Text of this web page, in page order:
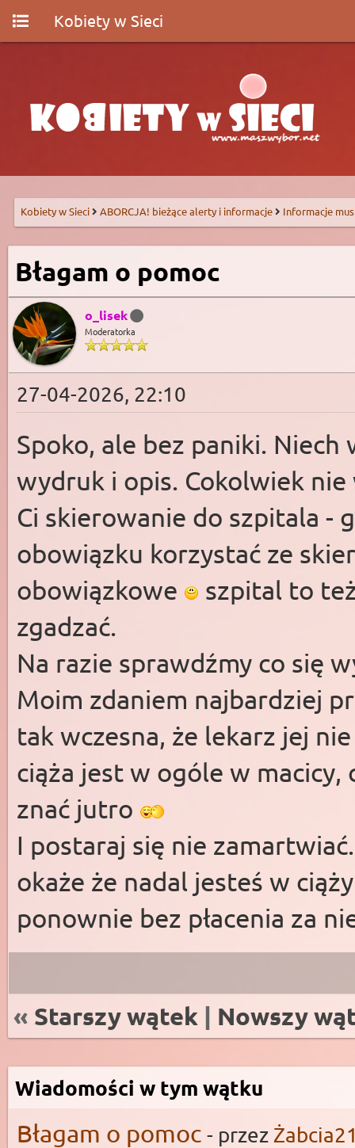
Kobiety w Sieci
Kobiety w Sieci ABORCJA! bieżące alerty i informacje Informacje
Błagam o pomoc
o_lisek
Moderatorka
27-04-2026, 22:10
Spoko, ale bez paniki.
wydruk i opis. Cokolwiek
Ci skierowanie do szpitala -
obowiązku korzystać ze
obowiązkowe
szpital to
zgadzać.
Na razie sprawdźmy co się
Moim zdaniem najbardziej
tak wczesna, że lekarz jej
ciąża jest w ogóle w
znać jutro
I postaraj się nie
okaże że nadal jesteś w
ponownie bez płacenia za
« Starszy wątek | Nowszy
Wiadomości w tym wątku
Błagam o pomoc - przez